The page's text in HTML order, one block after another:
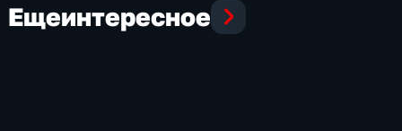
Ещеинтересное